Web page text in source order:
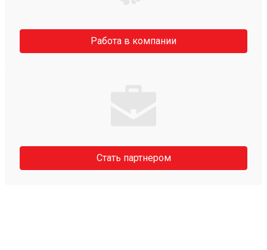
Работа в компании
Стать партнером